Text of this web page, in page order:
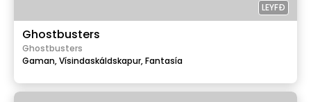
LEYFÐ
Ghostbusters
Ghostbusters
Gaman,Vísindaskáldskapur,Fantasía